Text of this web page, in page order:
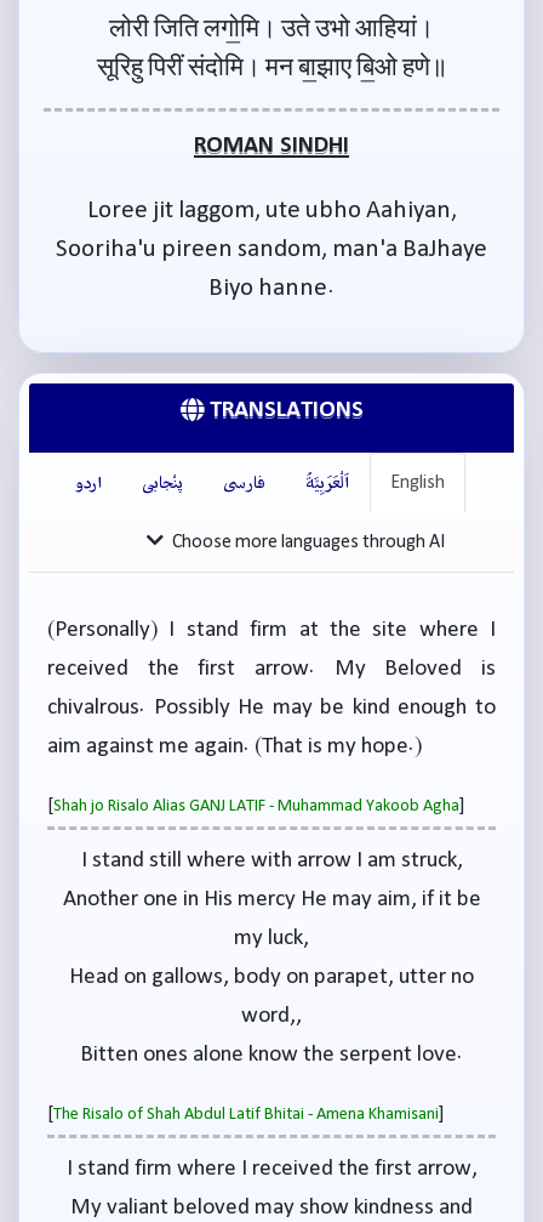
लोरी जिति लगो॒मि। उते उभो आहियां।
सूरिहु पिरीं संदोमि। मन बा॒झाए बि॒ओ हणे॥
ROMAN SINDHI
Loree jit laggom, ute ubho Aahiyan,
Sooriha'u pireen sandom, man'a BaJhaye
Biyo hanne.
TRANSLATIONS
English اَلْعَرَبِيَّةُ فارسی پنْجابی اردو
Choose more languages through AI
(Personally) I stand firm at the site where I
received the first arrow. My Beloved is
chivalrous. Possibly He may be kind enough to
aim against me again. (That is my hope.)
[Shah jo Risalo Alias GANJ LATIF - Muhammad Yakoob Agha
I stand still where with arrow I am struck,
Another one in His mercy He may aim, if it be
my luck,
Head on gallows, body on parapet, utter no
word,,
Bitten ones alone know the serpent love.
[The Risalo of Shah Abdul Latif Bhitai - Amena Khamisani
I stand firm where I received the first arrow,
My valiant beloved may show kindness and